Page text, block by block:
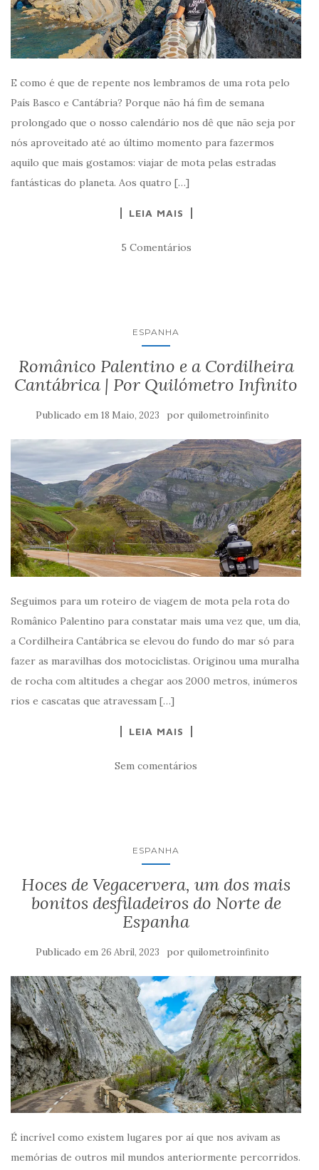
E como é que de repente nos lembramos de uma rota pelo
País Basco e Cantábria? Porque não há fim de semana
prolongado que o nosso calendário nos dê que não seja por
nós aproveitado até ao último momento para fazermos
aquilo que mais gostamos: viajar de mota pelas estradas
fantásticas do planeta. Aos quatro […]
LEIA MAIS
5 Comentários
ESPANHA
Românico Palentino e a Cordilheira
Cantábrica | Por Quilómetro Infinito
Publicado em 18 Maio, 2023 por quilometroinfinito
Seguimos para um roteiro de viagem de mota pela rota do
Românico Palentino para constatar mais uma vez que, um dia,
a Cordilheira Cantábrica se elevou do fundo do mar só para
fazer as maravilhas dos motociclistas. Originou uma muralha
de rocha com altitudes a chegar aos 2000 metros, inúmeros
rios e cascatas que atravessam […]
LEIA MAIS
Sem comentários
ESPANHA
Hoces de Vegacervera, um dos mais
bonitos desfiladeiros do Norte de
Espanha
Publicado em 26 Abril, 2023 por quilometroinfinito
É incrível como existem lugares por aí que nos avivam as
memórias de outros mil mundos anteriormente percorridos.